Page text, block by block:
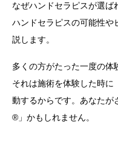
なぜハンドセラピスが選ば
ハンドセラピスの可能性や
説します。
多くの方がたった一度の体
それは施術を体験した時に
動するからです。あなたが
®」かもしれません。